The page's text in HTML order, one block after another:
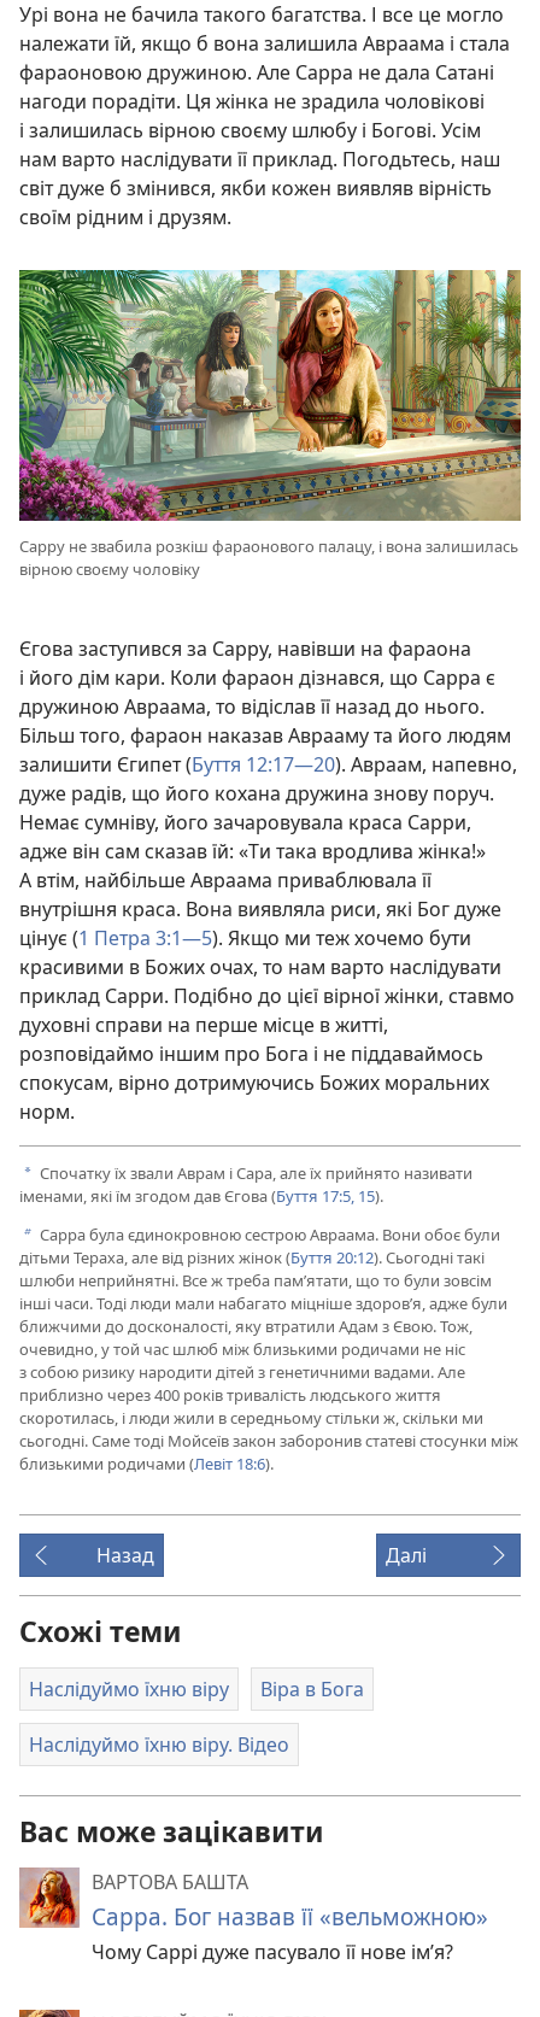
Урі вона не бачила такого багатства. І все це могло
належати їй, якщо б вона залишила Авраама і стала
фараоновою дружиною. Але Сарра не дала Сатані
нагоди порадіти. Ця жінка не зрадила чоловікові
і залишилась вірною своєму шлюбу і Богові. Усім
нам варто наслідувати її приклад. Погодьтесь, наш
світ дуже б змінився, якби кожен виявляв вірність
своїм рідним і друзям.
Сарру не звабила розкіш фараонового палацу, і вона залишилась
вірною своєму чоловіку
Єгова заступився за Сарру, навівши на фараона
і його дім кари. Коли фараон дізнався, що Сарра є
дружиною Авраама, то відіслав її назад до нього.
Більш того, фараон наказав Аврааму та його людям
залишити Єгипет (Буття 12:17—20). Авраам, напевно,
дуже радів, що його кохана дружина знову поруч.
Немає сумніву, його зачаровувала краса Сарри,
адже він сам сказав їй: «Ти така вродлива жінка!»
А втім, найбільше Авраама приваблювала її
внутрішня краса. Вона виявляла риси, які Бог дуже
цінує (1 Петра 3:1—5). Якщо ми теж хочемо бути
красивими в Божих очах, то нам варто наслідувати
приклад Сарри. Подібно до цієї вірної жінки, ставмо
духовні справи на перше місце в житті,
розповідаймо іншим про Бога і не піддаваймось
спокусам, вірно дотримуючись Божих моральних
норм.
a Спочатку їх звали Аврам і Сара, але їх прийнято називати
іменами, які їм згодом дав Єгова (Буття 17:5, 15).
b Сарра була єдинокровною сестрою Авраама. Вони обоє були
дітьми Тераха, але від різних жінок (Буття 20:12). Сьогодні такі
шлюби неприйнятні. Все ж треба пам’ятати, що то були зовсім
інші часи. Тоді люди мали набагато міцніше здоров’я, адже були
ближчими до досконалості, яку втратили Адам з Євою. Тож,
очевидно, у той час шлюб між близькими родичами не ніс
з собою ризику народити дітей з генетичними вадами. Але
приблизно через 400 років тривалість людського життя
скоротилась, і люди жили в середньому стільки ж, скільки ми
сьогодні. Саме тоді Мойсеїв закон заборонив статеві стосунки між
близькими родичами (Левіт 18:6).
Назад Далі
Схожі теми
Наслідуймо їхню віру Віра в Бога
Наслідуймо їхню віру. Відео
Вас може зацікавити
ВАРТОВА БАШТА
Сарра. Бог назвав її «вельможною»
Чому Саррі дуже пасувало її нове ім’я?